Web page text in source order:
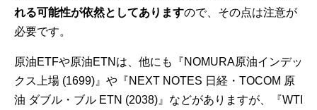
れる可能性が依然としてありますので、その点は注意が
必要です。
原油ETFや原油ETNは、他にも『NOMURA原油インデッ
クス上場 (1699)』や『NEXT NOTES 日経・TOCOM 原
油 ダブル・ブル ETN (2038)』などがありますが、『WTI